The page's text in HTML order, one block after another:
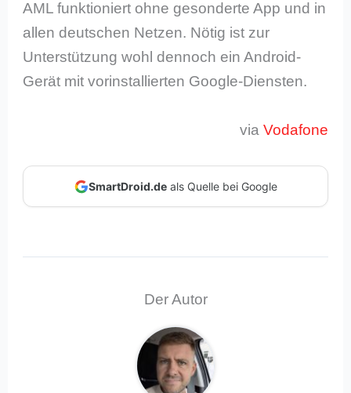
AML funktioniert ohne gesonderte App und in
allen deutschen Netzen. Nötig ist zur
Unterstützung wohl dennoch ein Android-
Gerät mit vorinstallierten Google-Diensten.
via Vodafone
SmartDroid.deals Quelle bei Google
Der Autor